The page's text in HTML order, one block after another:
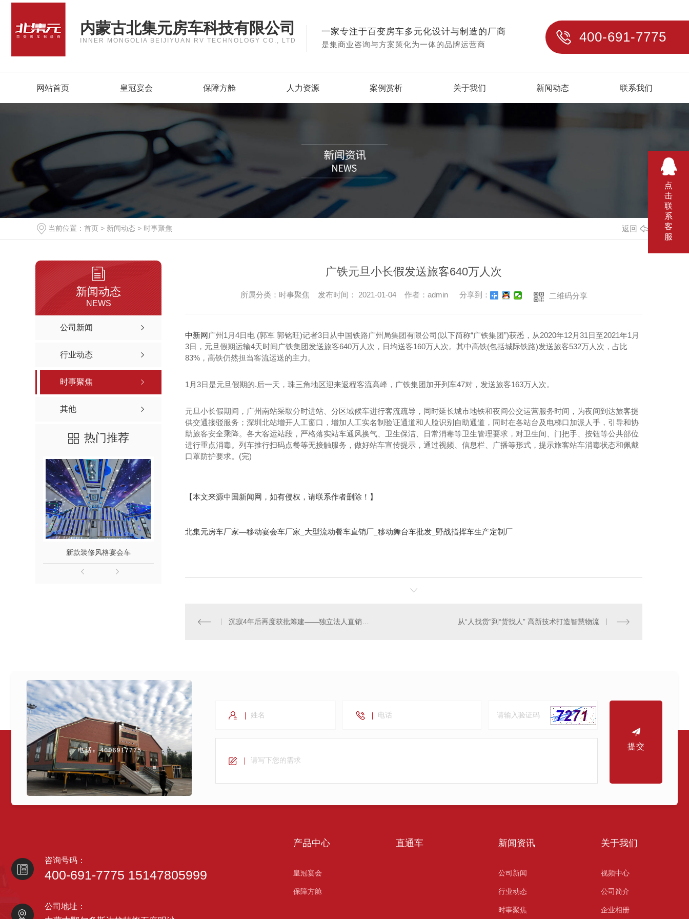
内蒙古北集元房车科技有限公司
INNER MONGOLIA BEIJIYUAN RV TECHNOLOGY CO., LTD
一家专注于百变房车多元化设计与制造的厂商
是集商业咨询与方案策化为一体的品牌运营商 400-691-7775
网站首页 皇冠宴会 保障方舱 人力资源 案例赏析 关于我们 新闻动态 联系我们
当前位置： 首页 > 新闻动态 > 时事聚焦 返回
新闻动态
NEWS
公司新闻
行业动态
时事聚焦
其他
热门推荐
新款装修风格宴会车
广铁元旦小长假发送旅客640万人次
所属分类：时事聚焦 发布时间： 2021-01-04 作者：admin 分享到： 二维码分享
中新网广州1月4日电 (郭军 郭铭旺)记者3日从中国铁路广州局集团有限公司(以下简称“广铁集团”)获悉，从2020年12月31日至2021年1月
3日，元旦假期运输4天时间广铁集团发送旅客640万人次，日均送客160万人次。其中高铁(包括城际铁路)发送旅客532万人次，占比
83%，高铁仍然担当客流运送的主力。
1月3日是元旦假期的.后一天，珠三角地区迎来返程客流高峰，广铁集团加开列车47对，发送旅客163万人次。
元旦小长假期间，广州南站采取分时进站、分区域候车进行客流疏导，同时延长城市地铁和夜间公交运营服务时间，为夜间到达旅客提
供交通接驳服务；深圳北站增开人工窗口，增加人工实名制验证通道和人脸识别自助通道，同时在各站台及电梯口加派人手，引导和协
助旅客安全乘降。各大客运站段，严格落实站车通风换气、卫生保洁、日常消毒等卫生管理要求，对卫生间、门把手、按钮等公共部位
进行重点消毒。列车推行扫码点餐等无接触服务，做好站车宣传提示，通过视频、信息栏、广播等形式，提示旅客站车消毒状态和佩戴
口罩防护要求。(完)
【本文来源中国新闻网，如有侵权，请联系作者删除！】
北集元房车厂家—移动宴会车厂家 大型流动餐车直销厂 _移动舞台车批发 野战指挥车生产定制厂
沉寂4年后再度获批筹建——独立法人直销银行主打“差异化” 从“人找货”到“货找人” 高新技术打造智慧物流
提交
咨询号码：
400-691-7775 15147805999
公司地址：
产品中心
皇冠宴会
保障方舱
直通车 新闻资讯
公司新闻
行业动态
时事聚焦
关于我们
视频中心
公司简介
企业相册
点
击
联
系
客
服